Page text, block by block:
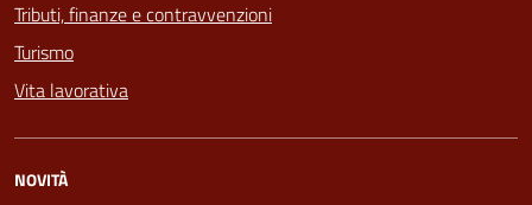
Tributi, finanze e contravvenzioni
Turismo
Vita lavorativa
NOVITÀ